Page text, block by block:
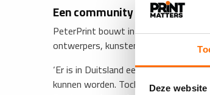
Deze
E​en community van
PeterPrint bouwt in Duitsland aan
ontwerpers, kunstenaars en kleine
‘Er is in Duitsland een enorme
kunnen worden. Toch is het